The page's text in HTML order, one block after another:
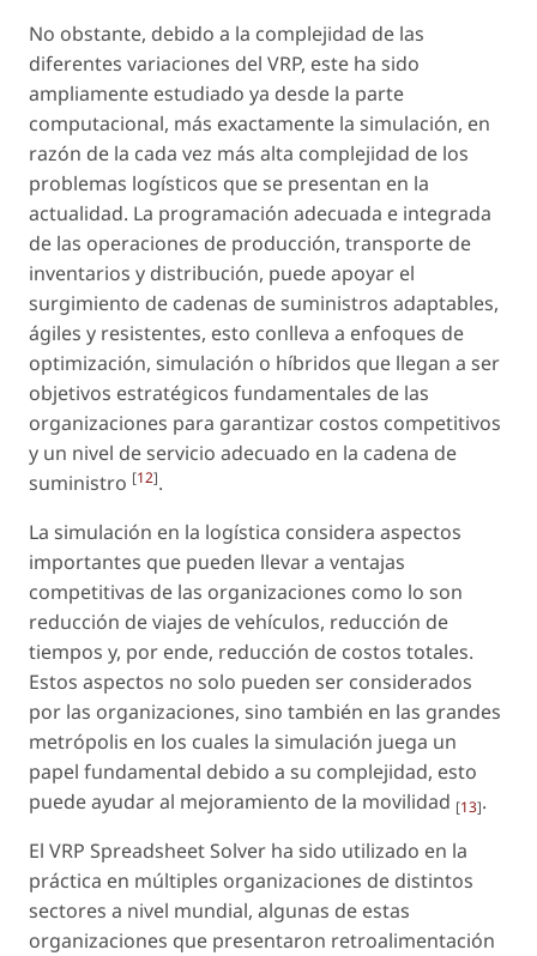
No obstante, debido a la complejidad de las
diferentes variaciones del VRP, este ha sido
ampliamente estudiado ya desde la parte
computacional, más exactamente la simulación, en
razón de la cada vez más alta complejidad de los
problemas logísticos que se presentan en la
actualidad. La programación adecuada e integrada
de las operaciones de producción, transporte de
inventarios y distribución, puede apoyar el
surgimiento de cadenas de suministros adaptables,
ágiles y resistentes, esto conlleva a enfoques de
optimización, simulación o híbridos que llegan a ser
objetivos estratégicos fundamentales de las
organizaciones para garantizar costos competitivos
y un nivel de servicio adecuado en la cadena de
suministro [12].
La simulación en la logística considera aspectos
importantes que pueden llevar a ventajas
competitivas de las organizaciones como lo son
reducción de viajes de vehículos, reducción de
tiempos y, por ende, reducción de costos totales.
Estos aspectos no solo pueden ser considerados
por las organizaciones, sino también en las grandes
metrópolis en los cuales la simulación juega un
papel fundamental debido a su complejidad, esto
puede ayudar al mejoramiento de la movilidad [13].
El VRP Spreadsheet Solver ha sido utilizado en la
práctica en múltiples organizaciones de distintos
sectores a nivel mundial, algunas de estas
organizaciones que presentaron retroalimentación